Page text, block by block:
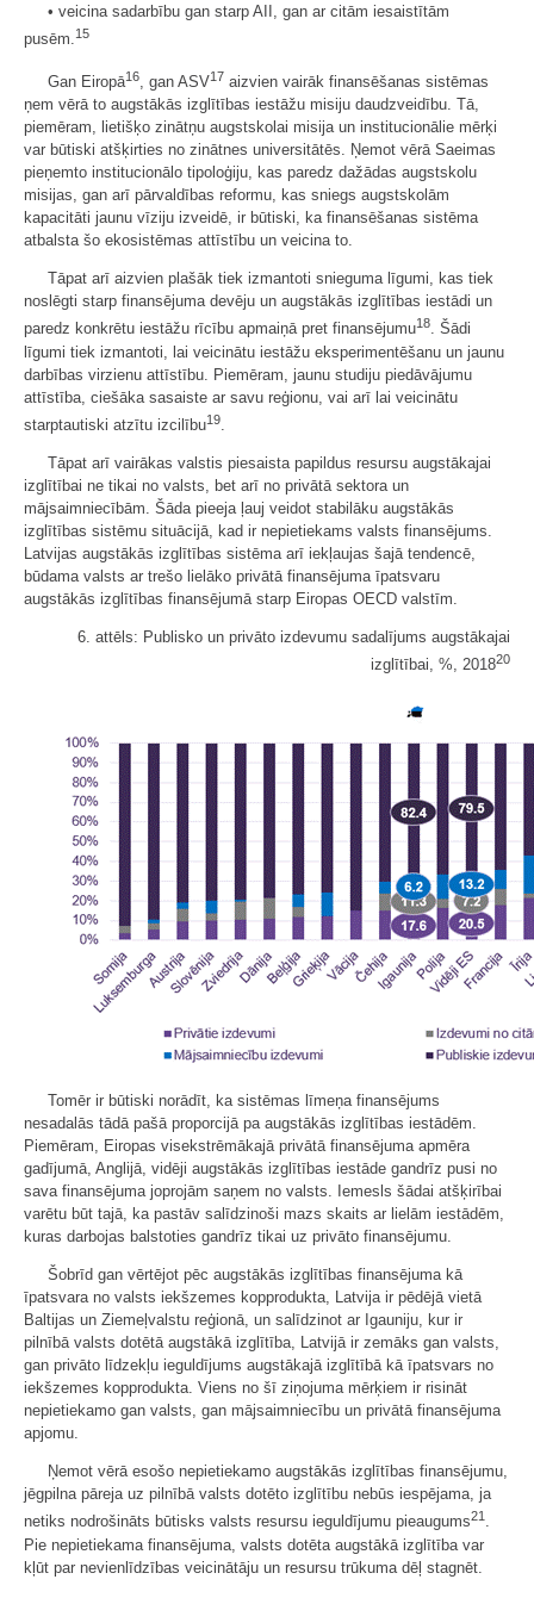
• veicina sadarbību gan starp AII, gan ar citām iesaistītām
pusēm.15
Gan Eiropā16, gan ASV17 aizvien vairāk finansēšanas sistēmas
ņem vērā to augstākās izglītības iestāžu misiju daudzveidību. Tā,
piemēram, lietišķo zinātņu augstskolai misija un institucionālie mērķi
var būtiski atšķirties no zinātnes universitātēs. Ņemot vērā Saeimas
pieņemto institucionālo tipoloģiju, kas paredz dažādas augstskolu
misijas, gan arī pārvaldības reformu, kas sniegs augstskolām
kapacitāti jaunu vīziju izveidē, ir būtiski, ka finansēšanas sistēma
atbalsta šo ekosistēmas attīstību un veicina to.
Tāpat arī aizvien plašāk tiek izmantoti snieguma līgumi, kas tiek
noslēgti starp finansējuma devēju un augstākās izglītības iestādi un
paredz konkrētu iestāžu rīcību apmaiņā pret finansējumu18. Šādi
līgumi tiek izmantoti, lai veicinātu iestāžu eksperimentēšanu un jaunu
darbības virzienu attīstību. Piemēram, jaunu studiju piedāvājumu
attīstība, ciešāka sasaiste ar savu reģionu, vai arī lai veicinātu
starptautiski atzītu izcilību19.
Tāpat arī vairākas valstis piesaista papildus resursu augstākajai
izglītībai ne tikai no valsts, bet arī no privātā sektora un
mājsaimniecībām. Šāda pieeja ļauj veidot stabilāku augstākās
izglītības sistēmu situācijā, kad ir nepietiekams valsts finansējums.
Latvijas augstākās izglītības sistēma arī iekļaujas šajā tendencē,
būdama valsts ar trešo lielāko privātā finansējuma īpatsvaru
augstākās izglītības finansējumā starp Eiropas OECD valstīm.
6. attēls: Publisko un privāto izdevumu sadalījums augstākajai
izglītībai, %, 201820
Tomēr ir būtiski norādīt, ka sistēmas līmeņa finansējums
nesadalās tādā pašā proporcijā pa augstākās izglītības iestādēm.
Piemēram, Eiropas visekstrēmākajā privātā finansējuma apmēra
gadījumā, Anglijā, vidēji augstākās izglītības iestāde gandrīz pusi no
sava finansējuma joprojām saņem no valsts. Iemesls šādai atšķirībai
varētu būt tajā, ka pastāv salīdzinoši mazs skaits ar lielām iestādēm,
kuras darbojas balstoties gandrīz tikai uz privāto finansējumu.
Šobrīd gan vērtējot pēc augstākās izglītības finansējuma kā
īpatsvara no valsts iekšzemes kopprodukta, Latvija ir pēdējā vietā
Baltijas un Ziemeļvalstu reģionā, un salīdzinot ar Igauniju, kur ir
pilnībā valsts dotētā augstākā izglītība, Latvijā ir zemāks gan valsts,
gan privāto līdzekļu ieguldījums augstākajā izglītībā kā īpatsvars no
iekšzemes kopprodukta. Viens no šī ziņojuma mērķiem ir risināt
nepietiekamo gan valsts, gan mājsaimniecību un privātā finansējuma
apjomu.
Ņemot vērā esošo nepietiekamo augstākās izglītības finansējumu,
jēgpilna pāreja uz pilnībā valsts dotēto izglītību nebūs iespējama, ja
netiks nodrošināts būtisks valsts resursu ieguldījumu pieaugums21.
Pie nepietiekama finansējuma, valsts dotēta augstākā izglītība var
kļūt par nevienlīdzības veicinātāju un resursu trūkuma dēļ stagnēt.